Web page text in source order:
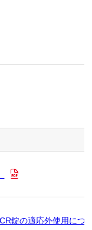
錠の適応外使用につ